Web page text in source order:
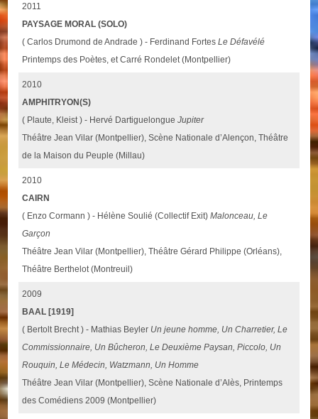
2011
PAYSAGE MORAL (SOLO)
( Carlos Drumond de Andrade ) - Ferdinand FortesLe Défavélé
Printemps des Poètes, et Carré Rondelet (Montpellier)
2010
AMPHITRYON(S)
( Plaute, Kleist ) - Hervé DartiguelongueJupiter
Théâtre Jean Vilar (Montpellier), Scène Nationale d’Alençon, Théâtre
de la Maison du Peuple (Millau)
2010
CAIRN
( Enzo Cormann ) - Hélène Soulié (Collectif Exit)Malonceau, Le
Garçon
Théâtre Jean Vilar (Montpellier), Théâtre Gérard Philippe (Orléans),
Théâtre Berthelot (Montreuil)
2009
BAAL [1919]
( Bertolt Brecht ) - Mathias Beyler Un jeune homme, Un Charretier, Le
Commissionnaire, Un Bûcheron, Le Deuxième Paysan, Piccolo, Un
Rouquin, Le Médecin, Watzmann, Un Homme
Théâtre Jean Vilar (Montpellier), Scène Nationale d’Alès, Printemps
des Comédiens 2009 (Montpellier)